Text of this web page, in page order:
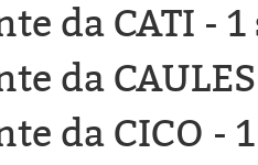
da CATI -
da
da CICO -